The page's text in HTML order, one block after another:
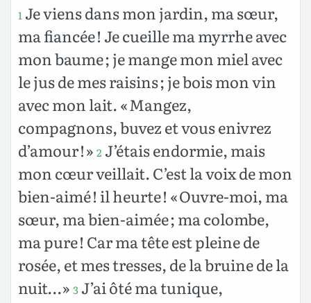
1 Je viens dans mon jardin, ma sœur,
ma fiancée ! Je cueille ma myrrhe avec
mon baume ; je mange mon miel avec
le jus de mes raisins ; je bois mon vin
avec mon lait. « Mangez,
compagnons, buvez et vous enivrez
d’amour ! » 2 J’étais endormie, mais
mon cœur veillait. C’est la voix de mon
bien-aimé ! il heurte ! « Ouvre-moi, ma
sœur, ma bien-aimée ; ma colombe,
ma pure ! Car ma tête est pleine de
rosée, et mes tresses, de la bruine de la
nuit… » 3 J’ai ôté ma tunique,